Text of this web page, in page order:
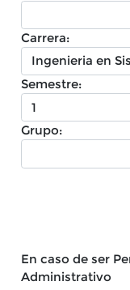
Carrera:
Semestre:
Grupo:
En caso de ser
Administrativo